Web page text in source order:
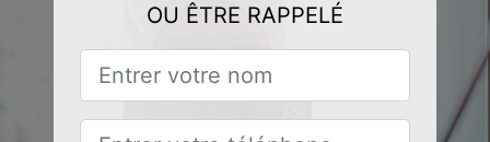
OU ÊTRE RAPPELÉ